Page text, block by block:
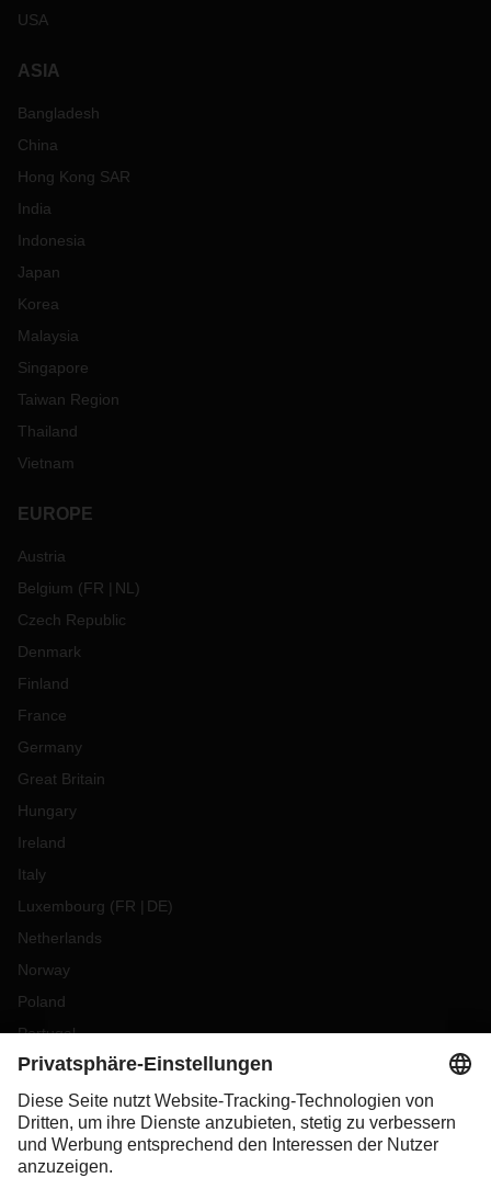
USA
ASIA
Bangladesh
China
Hong Kong SAR
India
Indonesia
Japan
Korea
Malaysia
Singapore
Taiwan Region
Thailand
Vietnam
EUROPE
Austria
Belgium (FR NL )
Czech Republic
Denmark
Finland
France
Germany
Great Britain
Hungary
Ireland
Italy
Luxembourg (FR DE)
Netherlands
Norway
Poland
Portugal
Romania
Slovakia
Spain
Sweden